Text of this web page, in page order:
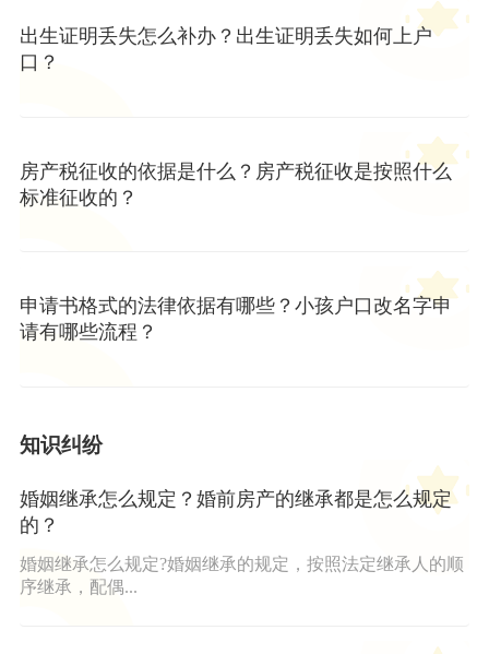
出生证明丢失怎么补办？出生证明丢失如何上户
口？
房产税征收的依据是什么？房产税征收是按照什么
标准征收的？
申请书格式的法律依据有哪些？小孩户口改名字申
请有哪些流程？
知识纠纷
婚姻继承怎么规定？婚前房产的继承都是怎么规定
的？
婚姻继承怎么规定?婚姻继承的规定，按照法定继承人的顺
序继承，配偶...